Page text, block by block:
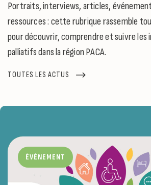
Portraits, interviews, articles,
ressources : cette rubrique rassemble
pour découvrir, comprendre et suivre les
palliatifs dans la région PACA.
TOUTES LES ACTUS
ÉVÈNEMENT